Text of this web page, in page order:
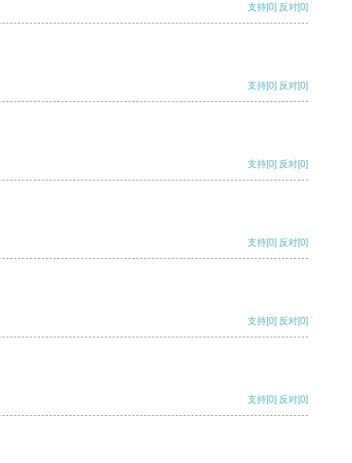
支持[0] 反对[0]
支持[0] 反对[0]
支持[0] 反对[0]
支持[0] 反对[0]
支持[0] 反对[0]
支持[0] 反对[0]